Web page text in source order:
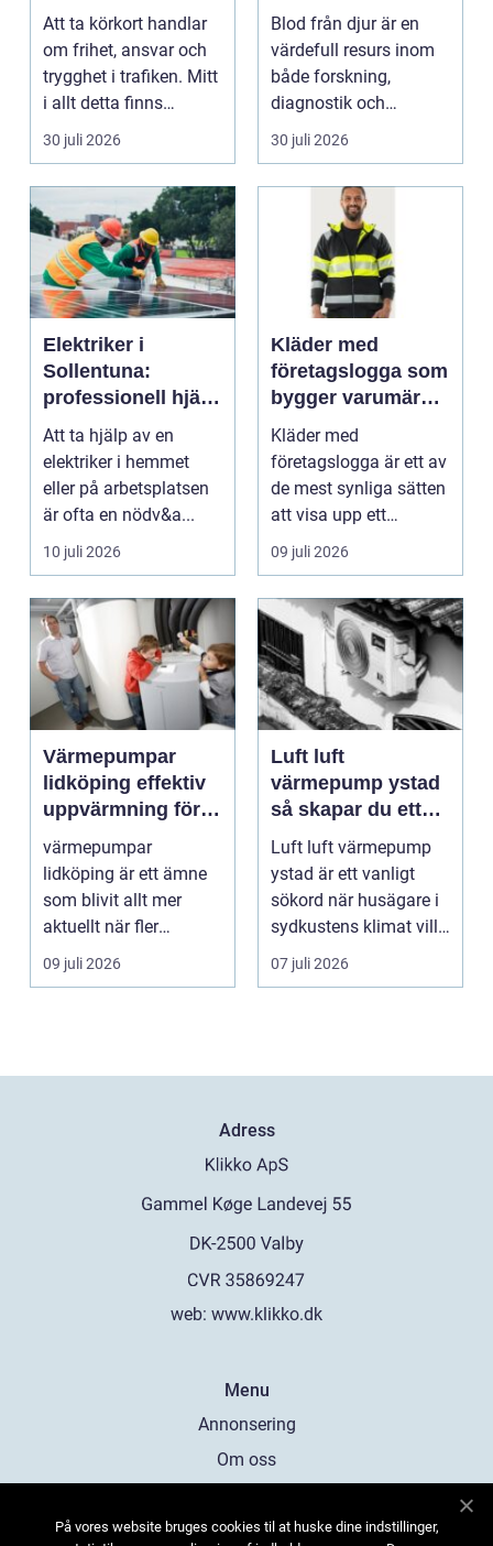
Att ta körkort handlar
om frihet, ansvar och
trygghet i trafiken. Mitt
i allt detta finns
riskutbild...
30 juli 2026
funktion, kvalitet
och användning
Blod från djur är en
värdefull resurs inom
både forskning,
diagnostik och
veterinärmedicin. När
blod...
30 juli 2026
Elektriker i
Sollentuna:
professionell hjälp
när du behöver det
Att ta hjälp av en
elektriker i hemmet
eller på arbetsplatsen
är ofta en nödv&a...
10 juli 2026
Kläder med
företagslogga som
bygger varumärke
i vardagen
Kläder med
företagslogga är ett av
de mest synliga sätten
att visa upp ett
varum...
09 juli 2026
Värmepumpar
lidköping effektiv
uppvärmning för
hus och
fastigheter
värmepumpar
lidköping är ett ämne
som blivit allt mer
aktuellt när fler
fastighetsägare vill
kombine...
09 juli 2026
Luft luft
värmepump ystad
så skapar du ett
behagligt
inomhusklimat
Året om
Luft luft värmepump
ystad är ett vanligt
sökord när husägare i
sydkustens klimat vill
hitta ett smar...
07 juli 2026
Adress
web: www.klikko.dk
Menu
Annonsering
Om oss
Kontakta oss
På vores website bruges cookies til at huske dine indstillinger,